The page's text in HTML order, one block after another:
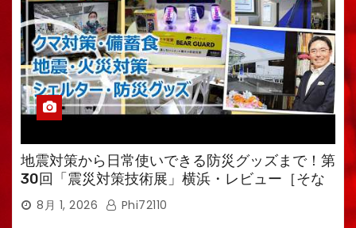
地震対策から日常使いできる防災グッズまで！第
30回「震災対策技術展」横浜・レビュー［そな
えるTV・高荷智也］
8月 1, 2026 Phi72110